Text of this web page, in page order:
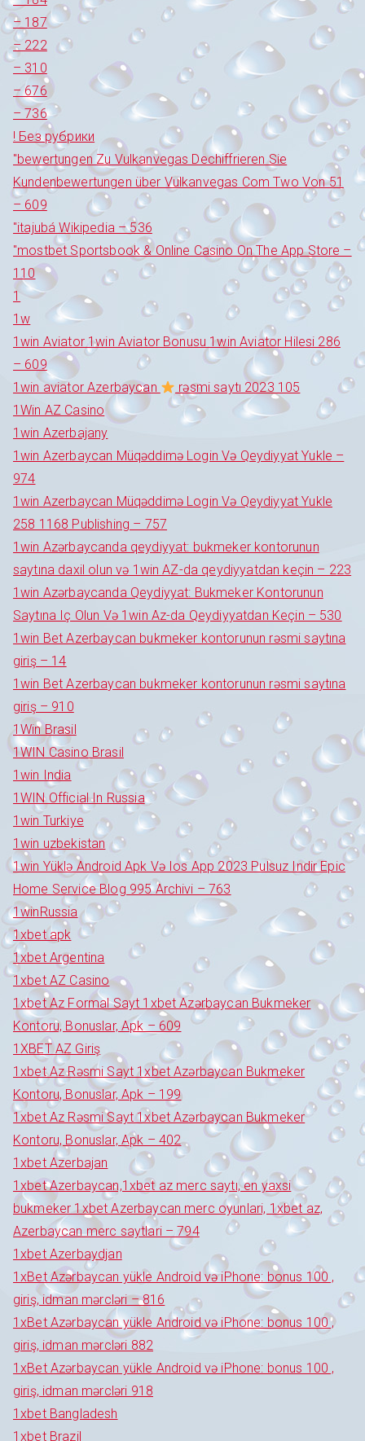
– 187
– 222
– 310
– 676
– 736
! Без рубрики
"bewertungen Zu Vulkanvegas Dechiffrieren Sie
Kundenbewertungen über Vulkanvegas Com Two Von 51
– 609
"itajubá Wikipedia – 536
"‎mostbet Sportsbook & Online Casino On The App Store –
110
1
1w
1win Aviator 1win Aviator Bonusu 1win Aviator Hilesi 286
– 609
1win aviator Azerbaycan
rəsmi saytı 2023 105
1Win AZ Casino
1win Azerbajany
1win Azerbaycan Müqəddimə Login Və Qeydiyyat Yukle –
974
1win Azerbaycan Müqəddimə Login Və Qeydiyyat Yukle
258 1168 Publishing – 757
1win Azərbaycanda qeydiyyat: bukmeker kontorunun
saytına daxil olun və 1win AZ-da qeydiyyatdan keçin – 223
1win Azərbaycanda Qeydiyyat: Bukmeker Kontorunun
Saytına Iç Olun Və 1win Az-da Qeydiyyatdan Keçin – 530
1win Bet Azerbaycan bukmeker kontorunun rəsmi saytına
giriş – 14
1win Bet Azerbaycan bukmeker kontorunun rəsmi saytına
giriş – 910
1Win Brasil
1WIN Casino Brasil
1win India
1WIN Official In Russia
1win Turkiye
1win uzbekistan
1win Yüklə Android Apk Və Ios App 2023 Pulsuz Indir Epic
Home Service Blog 995 Archivi – 763
1winRussia
1xbet apk
1xbet Argentina
1xbet AZ Casino
1xbet Az Formal Sayt 1xbet Azərbaycan Bukmeker
Kontoru, Bonuslar, Apk – 609
1XBET AZ Giriş
1xbet Az Rəsmi Sayt 1xbet Azərbaycan Bukmeker
Kontoru, Bonuslar, Apk – 199
1xbet Az Rəsmi Sayt 1xbet Azərbaycan Bukmeker
Kontoru, Bonuslar, Apk – 402
1xbet Azerbajan
1xbet Azerbaycan,1xbet az merc saytı, en yaxsi
bukmeker 1xbet Azerbaycan merc oyunlari, 1xbet az,
Azerbaycan merc saytlari – 794
1xbet Azerbaydjan
1xBet Azərbaycan yükle Android və iPhone: bonus 100 ,
giriş, idman mərcləri – 816
1xBet Azərbaycan yükle Android və iPhone: bonus 100 ,
giriş, idman mərcləri 882
1xBet Azərbaycan yükle Android və iPhone: bonus 100 ,
giriş, idman mərcləri 918
1xbet Bangladesh
1xbet Brazil